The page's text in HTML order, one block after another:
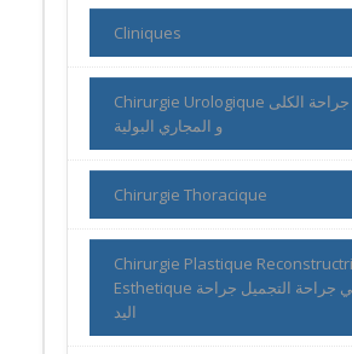
Cliniques
Chirurgie Urologique أخصائي جراحة الكلى
و المجاري البولية
Chirurgie Thoracique
Chirurgie Plastique
Esthetique اخصائي جراحة التجميل جراحة
اليد